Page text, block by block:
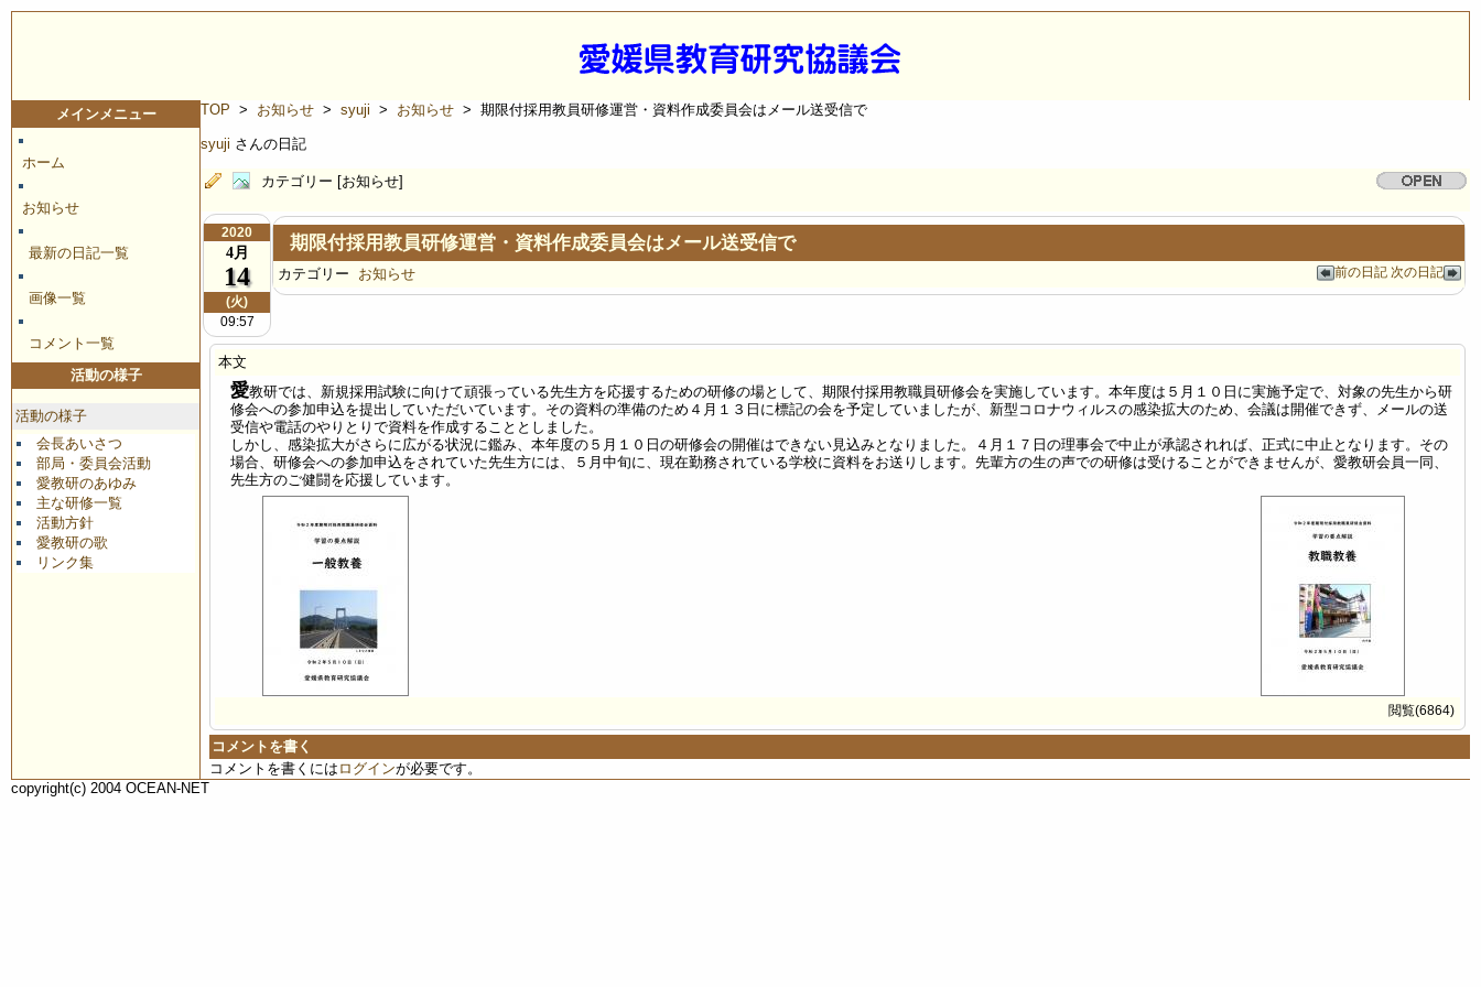
メインメニュー
ホーム
お知らせ
最新の日記一覧
画像一覧
コメント一覧
活動の様子
活動の様子
会長あいさつ
部局・委員会活動
愛教研のあゆみ
主な研修一覧
活動方針
愛教研の歌
リンク集
TOP > お知らせ > syuji > お知らせ > 期限付採用教員研修運営・資料作成委員会はメール送受信で
syuji さんの日記
カテゴリー [お知らせ]
2020
4月
14
(火)
09:57
期限付採用教員研修運営・資料作成委員会はメール送受信で
前の日記 次の日記
カテゴリー お知らせ
本文
愛教研では、新規採用試験に向けて頑張っている先生方を応援するための研修の場として、期限付採用教職員研修会を実施しています。本年度は５月１０日に実施予定で、対象の先生から研
修会への参加申込を提出していただいています。その資料の準備のため４月１３日に標記の会を予定していましたが、新型コロナウィルスの感染拡大のため、会議は開催できず、メールの送
受信や電話のやりとりで資料を作成することとしました。
しかし、感染拡大がさらに広がる状況に鑑み、本年度の５月１０日の研修会の開催はできない見込みとなりました。４月１７日の理事会で中止が承認されれば、正式に中止となります。その
場合、研修会への参加申込をされていた先生方には、５月中旬に、現在勤務されている学校に資料をお送りします。先輩方の生の声での研修は受けることができませんが、愛教研会員一同、
先生方のご健闘を応援しています。
閲覧(6864)
コメントを書く
コメントを書くには ログインが必要です。
copyright(c) 2004 OCEAN-NET